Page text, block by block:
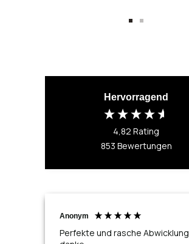
gehen
gehen
Hervorragend
4,82 Rating
853 Bewertungen
Anonym
Perfekte und rasche Abwicklung,